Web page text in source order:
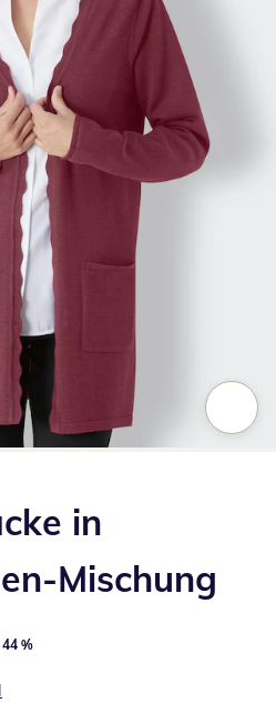
in
Mischung
Preis: 89,99 €
44 %